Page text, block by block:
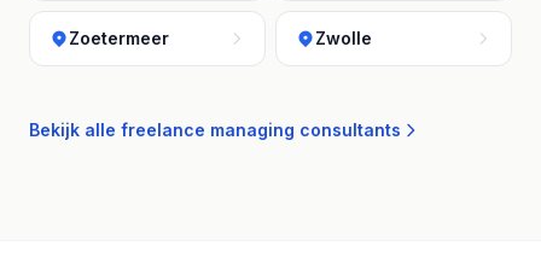
Zoetermeer Zwolle
Bekijk alle freelance managing consultants